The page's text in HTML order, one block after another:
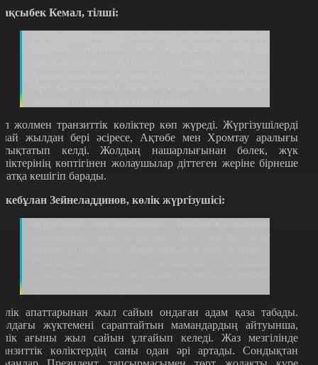
Кемал, тілші:
жолмен транзиттік көліктер көп жүреді. Жүргізушілерді
жылдан бері әсіресе, Ақтөбе мен Хромтау аралығы
келді. Жолдың нашарлығынан бөлек, жүк
көптігінен жолаушылар діттеген жеріне бірнеше
кешігіп барады.
Зейнеладдинов, көлік жүргізушісі:
апаттарынан жыл сайын ондаған адам қаза табады.
жүктемені сараптайтын мамандардың айтуынша,
ағыны жыл сайын ұлғайып келеді. Жаз мезгілінде
көліктердің саны одан әрі артады. Сондықтан